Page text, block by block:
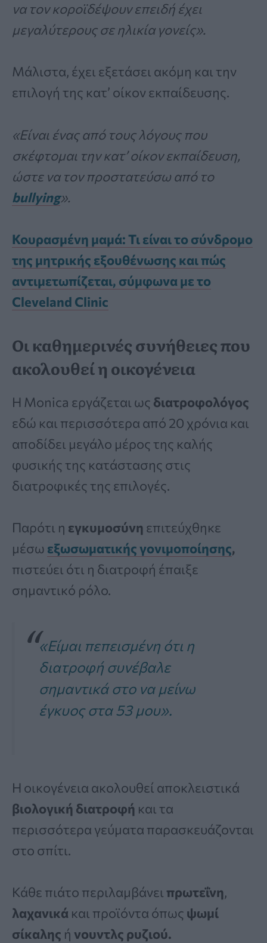
να τον κοροϊδέψουν επειδή έχει
μεγαλύτερους σε ηλικία γονείς».
Μάλιστα, έχει εξετάσει ακόμη και την
επιλογή της κατ’ οίκον εκπαίδευσης.
«Είναι ένας από τους λόγους που
σκέφτομαι την κατ’ οίκον εκπαίδευση,
ώστε να τον προστατεύσω από το
bullying».
Κουρασμένη μαμά: Τι είναι το σύνδρομο
της μητρικής εξουθένωσης και πώς
αντιμετωπίζεται, σύμφωνα με το
Cleveland Clinic
Οι καθημερινές συνήθειες που
ακολουθεί η οικογένεια
Η Monica εργάζεται ως διατροφολόγος
εδώ και περισσότερα από 20 χρόνια και
αποδίδει μεγάλο μέρος της καλής
φυσικής της κατάστασης στις
διατροφικές της επιλογές.
Παρότι η εγκυμοσύνη επιτεύχθηκε
μέσω εξωσωματικής γονιμοποίησης,
πιστεύει ότι η διατροφή έπαιξε
σημαντικό ρόλο.
«Είμαι πεπεισμένη ότι η
διατροφή συνέβαλε
σημαντικά στο να μείνω
έγκυος στα 53 μου».
Η οικογένεια ακολουθεί αποκλειστικά
βιολογική διατροφή και τα
περισσότερα γεύματα παρασκευάζονται
στο σπίτι.
Κάθε πιάτο περιλαμβάνει πρωτεΐνη,
λαχανικά και προϊόντα όπως ψωμί
σίκαλης ή νουντλς ρυζιού.